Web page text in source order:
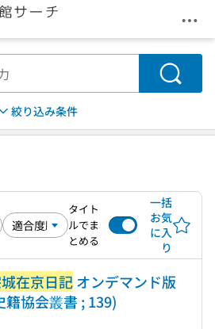
メ
検索
絞り込み条件
タイト
ルでま
とめる
一括
お気
に入
り
在京日記オンデマンド版
籍協会叢書 ; 139)